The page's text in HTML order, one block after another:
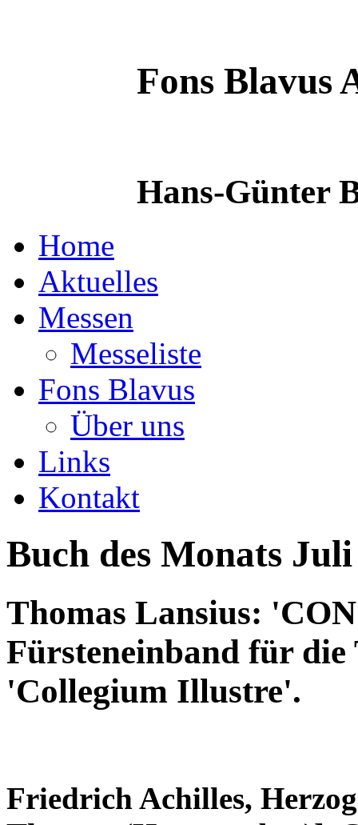
Fons Blavus
Hans-Günter
Home
Aktuelles
Messen
Messeliste
Fons Blavus
Über uns
Links
Kontakt
Buch des Monats
Thomas Lansius:
Fürsteneinband für
'Collegium Illustre'.
Friedrich Achilles,